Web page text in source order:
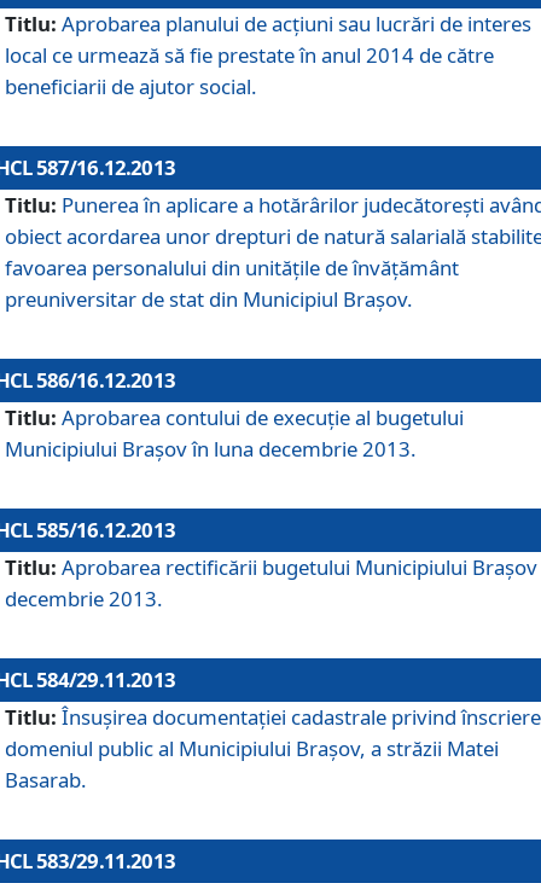
Titlu: Aprobarea planului de acţiuni sau lucrări de interes
local ce urmează să fie prestate în anul 2014 de către
beneficiarii de ajutor social.
587/16.12.2013
Titlu: Punerea în aplicare a hotărârilor judecătoreşti
obiect acordarea unor drepturi de natură salarială
favoarea personalului din unităţile de învăţământ
preuniversitar de stat din Municipiul Braşov.
586/16.12.2013
Titlu: Aprobarea contului de execuţie al bugetului
Municipiului Braşov în luna decembrie 2013.
585/16.12.2013
Titlu: Aprobarea rectificării bugetului Municipiului Braşov
decembrie 2013.
584/29.11.2013
Titlu: Însuşirea documentaţiei cadastrale privind
domeniul public al Municipiului Braşov, a străzii Matei
Basarab.
583/29.11.2013